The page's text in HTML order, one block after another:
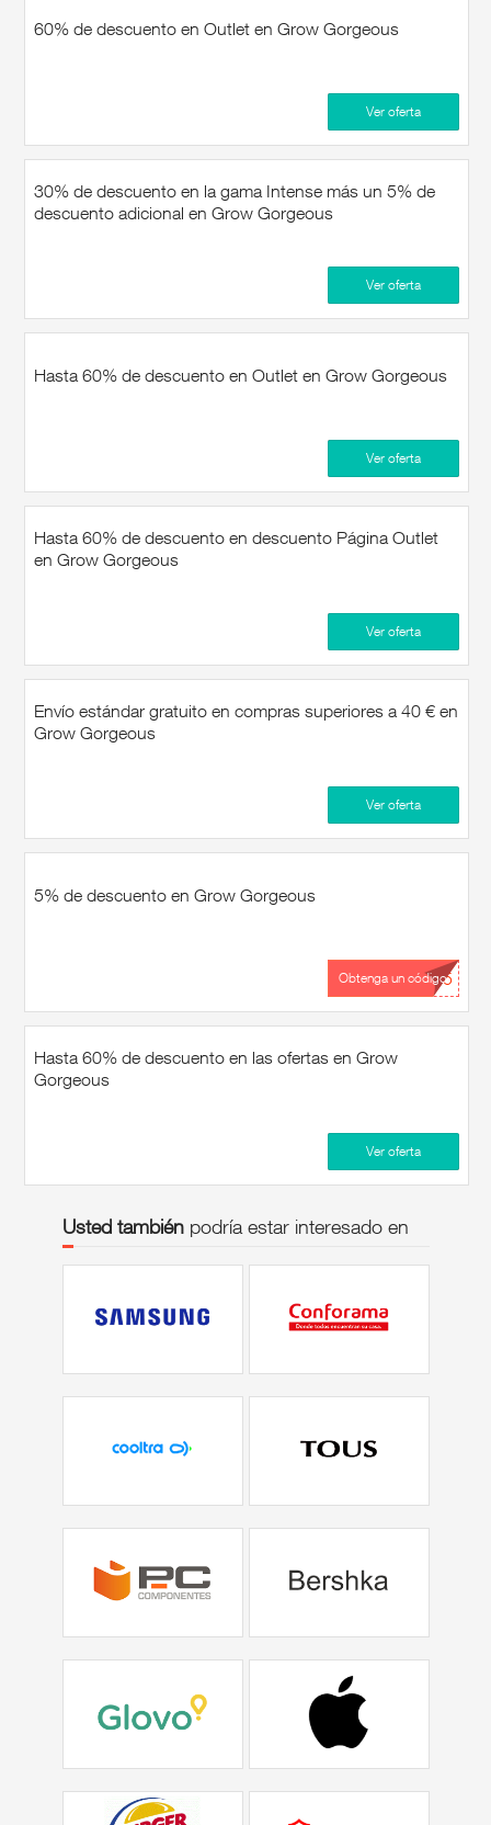
60% de descuento en Outlet en Grow Gorgeous
Ver oferta
30% de descuento en la gama Intense más un 5% de
descuento adicional en Grow Gorgeous
Ver oferta
Hasta 60% de descuento en Outlet en Grow Gorgeous
Ver oferta
Hasta 60% de descuento en descuento Página Outlet
en Grow Gorgeous
Ver oferta
Envío estándar gratuito en compras superiores a 40 € en
Grow Gorgeous
Ver oferta
5% de descuento en Grow Gorgeous
...Y5
Obtenga un código
Hasta 60% de descuento en las ofertas en Grow
Gorgeous
Ver oferta
Usted tambiénpodría estar interesado en